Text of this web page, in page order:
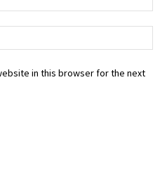
in this browser for the next